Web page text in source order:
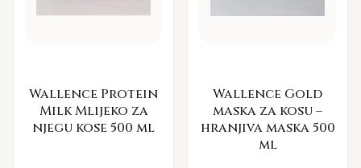
Wallence Protein
Milk Mlijeko za
njegu kose 500 ml
Wallence Gold
maska za kosu –
hranjiva maska 500
ml